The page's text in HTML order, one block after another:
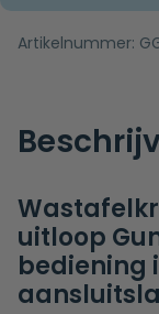
Artikelnummer:
uitloop
bediening